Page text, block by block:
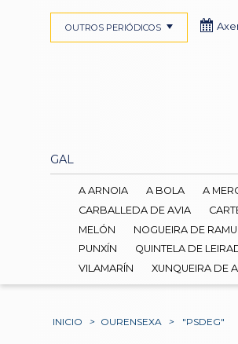
GAL
OUTROS PERIÓDICOS
A ARNOIA A BOLA A
CARBALLEDA DE AVIA
MELÓN
NOGUEIRA DE
PUNXÍN
QUINTELA DE
VILAMARÍN
XUNQUEIRA DE
INICIO > OURENSEXA > "PSDEG"